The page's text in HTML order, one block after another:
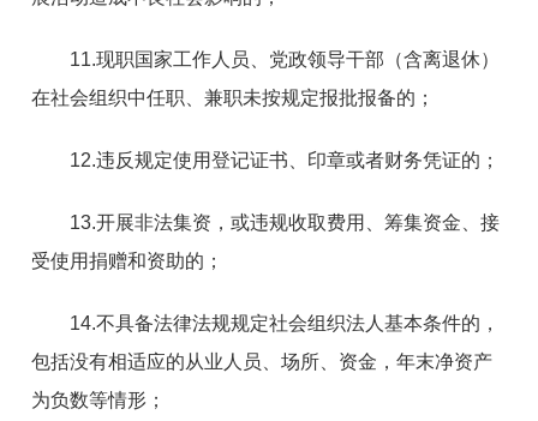
11.现职国家工作人员、党政领导干部（含离退休）
在社会组织中任职、兼职未按规定报批报备的；
12.违反规定使用登记证书、印章或者财务凭证的；
13.开展非法集资，或违规收取费用、筹集资金、接
受使用捐赠和资助的；
14.不具备法律法规规定社会组织法人基本条件的，
包括没有相适应的从业人员、场所、资金，年末净资产
为负数等情形；